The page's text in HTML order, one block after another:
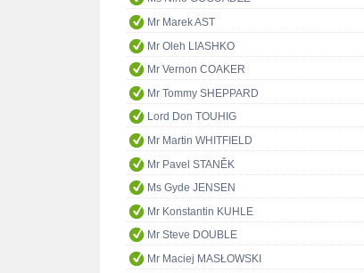
Mr Marek AST
Mr Oleh LIASHKO
Mr Vernon COAKER
Mr Tommy SHEPPARD
Lord Don TOUHIG
Mr Martin WHITFIELD
Mr Pavel STANĚK
Ms Gyde JENSEN
Mr Konstantin KUHLE
Mr Steve DOUBLE
Mr Maciej MASŁOWSKI